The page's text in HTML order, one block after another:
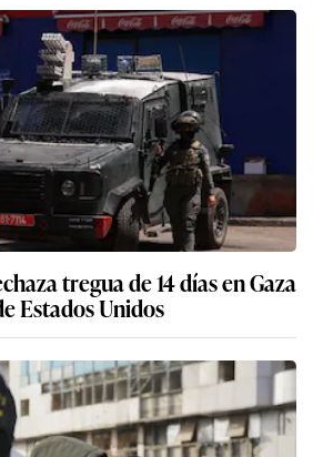
tregua de 14 días en Gaza
Estados Unidos